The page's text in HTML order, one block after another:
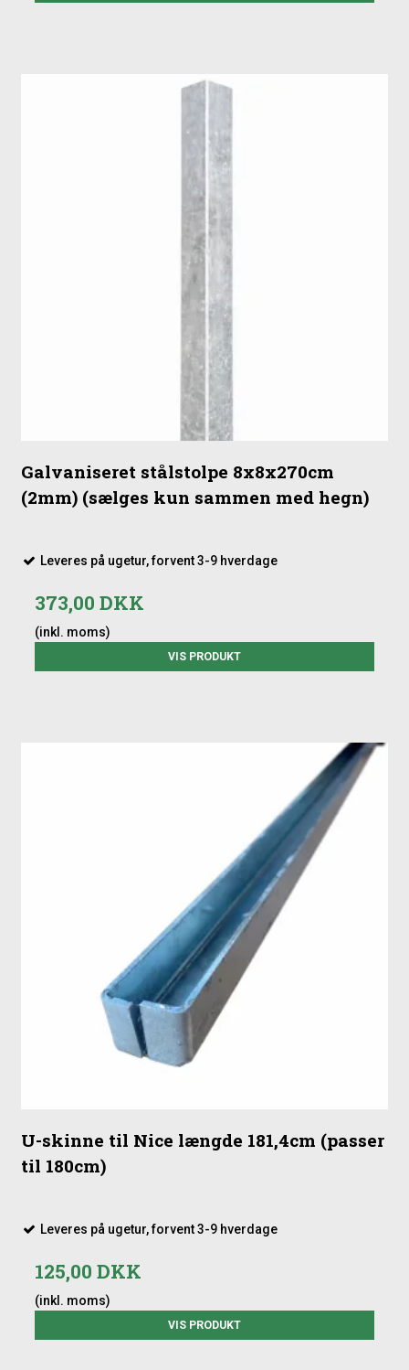
Galvaniseret stålstolpe 8x8x270cm
(2mm) (sælges kun sammen med hegn)
Leveres på ugetur, forvent 3-9 hverdage
373,00 DKK
(inkl. moms)
VIS PRODUKT
U-skinne til Nice længde 181,4cm (passer
til 180cm)
Leveres på ugetur, forvent 3-9 hverdage
125,00 DKK
(inkl. moms)
VIS PRODUKT